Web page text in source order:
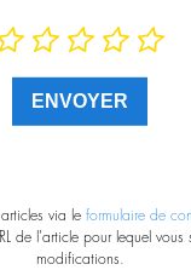
via le formulaire de
de l'article pour lequel vous
modifications.